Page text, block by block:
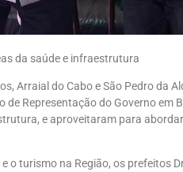
da saúde e infraestrutura
Arraial do Cabo e São Pedro da
Representação do Governo em
e aproveitaram para
o turismo na Região, os prefeitos